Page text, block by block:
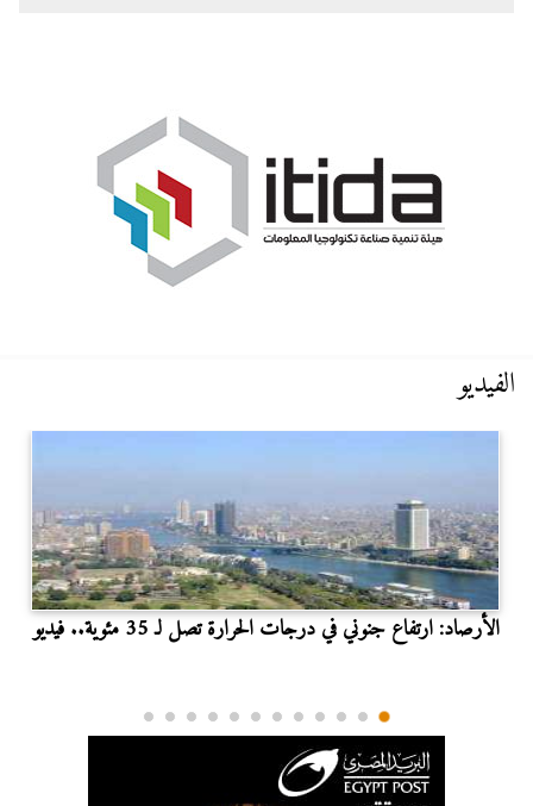
الفيديو
الأرصاد: ارتفاع جنوني في درجات الحرارة تصل لـ 35 مئوية.. فيديو